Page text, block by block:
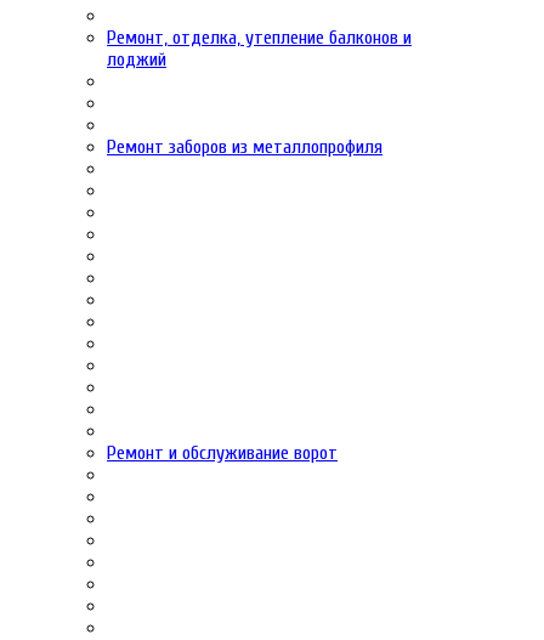
Ремонт, отделка, утепление балконов и
лоджий
Ремонт заборов из металлопрофиля
Ремонт и обслуживание ворот